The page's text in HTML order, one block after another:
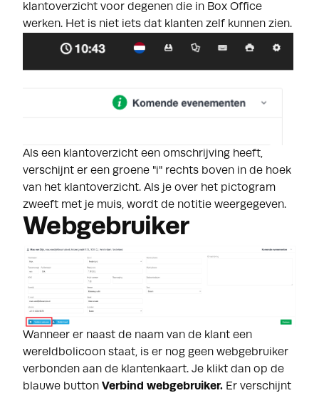
klantoverzicht voor degenen die in Box Office
werken. Het is niet iets dat klanten zelf kunnen zien.
Als een klantoverzicht een omschrijving heeft,
verschijnt er een groene "i" rechts boven in de hoek
van het klantoverzicht. Als je over het pictogram
zweeft met je muis, wordt de notitie weergegeven.
Webgebruiker
Wanneer er naast de naam van de klant een
wereldbolicoon staat, is er nog geen webgebruiker
verbonden aan de klantenkaart. Je klikt dan op de
blauwe button Verbind webgebruiker. Er verschijnt